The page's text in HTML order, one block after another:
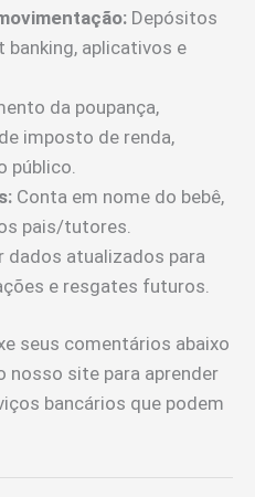
Depósitos
banking, aplicativos e
da poupança,
imposto de renda,
público.
Conta em nome do bebê,
pais/tutores.
dados atualizados para
e resgates futuros.
seus comentários abaixo
site para aprender
bancários que podem